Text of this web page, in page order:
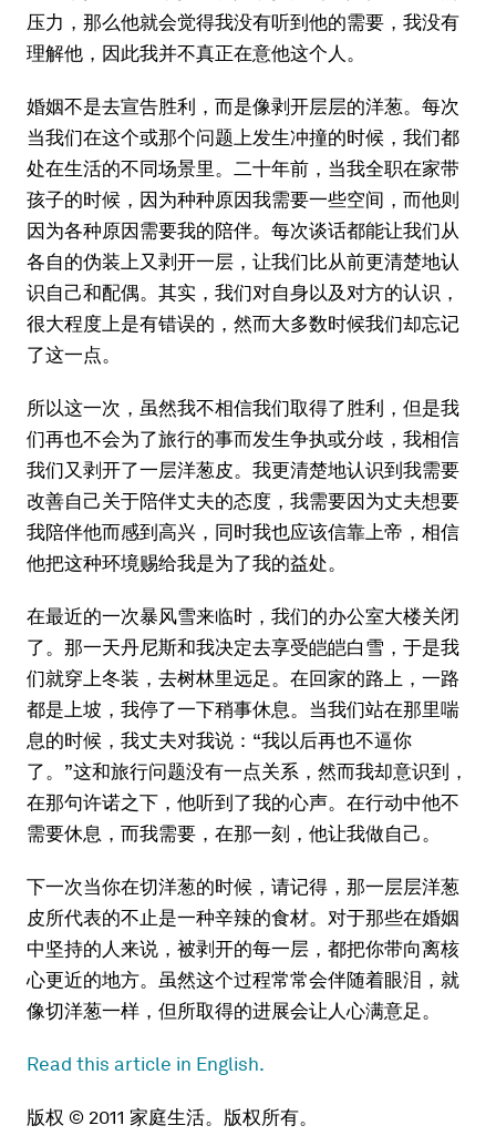
压力，那么他就会觉得我没有听到他的需要，我没有
理解他，因此我并不真正在意他这个人。
婚姻不是去宣告胜利，而是像剥开层层的洋葱。每次
当我们在这个或那个问题上发生冲撞的时候，我们都
处在生活的不同场景里。二十年前，当我全职在家带
孩子的时候，因为种种原因我需要一些空间，而他则
因为各种原因需要我的陪伴。每次谈话都能让我们从
各自的伪装上又剥开一层，让我们比从前更清楚地认
识自己和配偶。其实，我们对自身以及对方的认识，
很大程度上是有错误的，然而大多数时候我们却忘记
了这一点。
所以这一次，虽然我不相信我们取得了胜利，但是我
们再也不会为了旅行的事而发生争执或分歧，我相信
我们又剥开了一层洋葱皮。我更清楚地认识到我需要
改善自己关于陪伴丈夫的态度，我需要因为丈夫想要
我陪伴他而感到高兴，同时我也应该信靠上帝，相信
他把这种环境赐给我是为了我的益处。
在最近的一次暴风雪来临时，我们的办公室大楼关闭
了。那一天丹尼斯和我决定去享受皑皑白雪，于是我
们就穿上冬装，去树林里远足。在回家的路上，一路
都是上坡，我停了一下稍事休息。当我们站在那里喘
息的时候，我丈夫对我说：“我以后再也不逼你
了。”这和旅行问题没有一点关系，然而我却意识到，
在那句许诺之下，他听到了我的心声。在行动中他不
需要休息，而我需要，在那一刻，他让我做自己。
下一次当你在切洋葱的时候，请记得，那一层层洋葱
皮所代表的不止是一种辛辣的食材。对于那些在婚姻
中坚持的人来说，被剥开的每一层，都把你带向离核
心更近的地方。虽然这个过程常常会伴随着眼泪，就
像切洋葱一样，但所取得的进展会让人心满意足。
Read this article in English.
版权 © 2011 家庭生活。版权所有。